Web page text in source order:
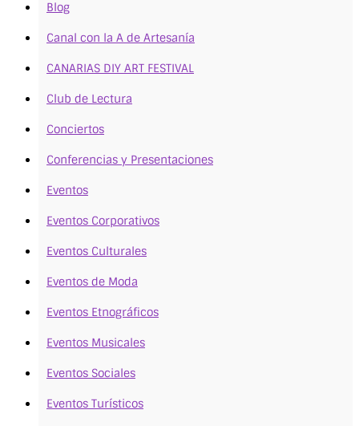
Blog
Canal con la A de Artesanía
CANARIAS DIY ART FESTIVAL
Club de Lectura
Conciertos
Conferencias y Presentaciones
Eventos
Eventos Corporativos
Eventos Culturales
Eventos de Moda
Eventos Etnográficos
Eventos Musicales
Eventos Sociales
Eventos Turísticos